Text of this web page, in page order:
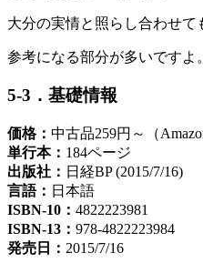
大分の実情と照らし合わせて
参考になる部分が多いですよ。
5-3．基礎情報
価格： 中古品259円～（
単行本： 184ページ
出版社： 日経BP (2015/7/16)
言語： 日本語
ISBN-10： 4822223981
ISBN-13： 978-4822223984
発売日： 2015/7/16